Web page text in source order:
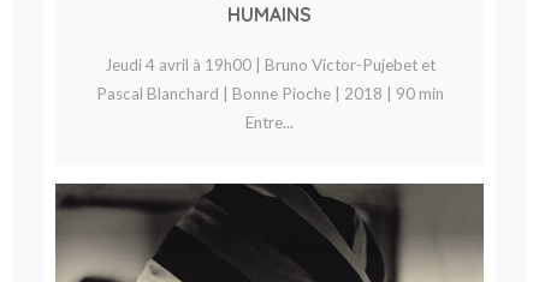
HUMAINS
Jeudi 4 avril à 19h00 | Bruno Victor-Pujebet et
Pascal Blanchard | Bonne Pioche | 2018 | 90 min
Entre...